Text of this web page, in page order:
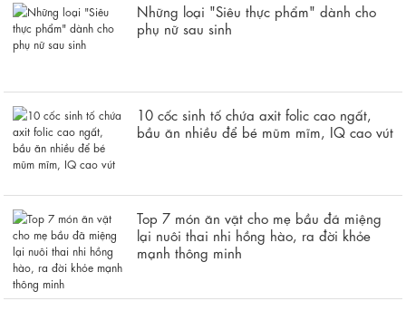
Những loại "Siêu thực phẩm" dành cho
phụ nữ sau sinh
10 cốc sinh tố chứa axit folic cao ngất,
bầu ăn nhiều để bé mũm mĩm, IQ cao vút
Top 7 món ăn vặt cho mẹ bầu đã miệng
lại nuôi thai nhi hồng hào, ra đời khỏe
mạnh thông minh